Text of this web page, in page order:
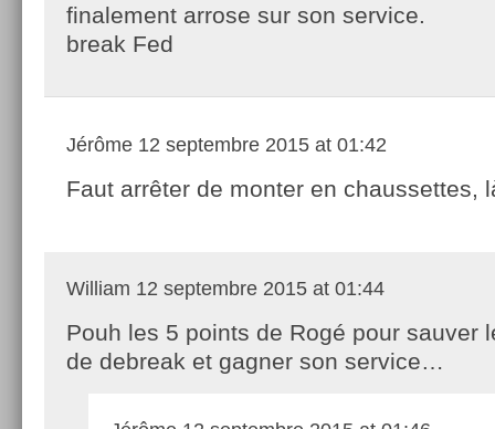
finalement arrose sur son service.
break Fed
Jérôme 12 septembre 2015 at 01:42
Faut arrêter de monter en chaussettes,
William 12 septembre 2015 at 01:44
Pouh les 5 points de Rogé pour sauver
de debreak et gagner son service…